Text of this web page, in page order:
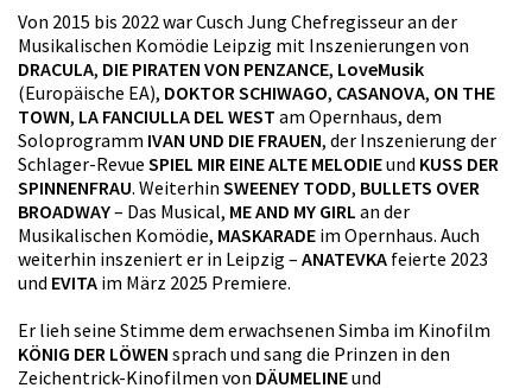
Von 2015 bis 2022 war Cusch Jung Chefregisseur an der
Musikalischen Komödie Leipzig mit Inszenierungen von
DRACULA, DIE PIRATEN VON PENZANCE, LoveMusik
(Europäische EA), DOKTOR SCHIWAGO, CASANOVA, ON THE
TOWN, LA FANCIULLA DEL WEST am Opernhaus, dem
Soloprogramm IVAN UND DIE FRAUEN, der Inszenierung der
Schlager-Revue SPIEL MIR EINE ALTE MELODIEund KUSS DER
SPINNENFRAU. Weiterhin SWEENEY TODD, BULLETS OVER
BROADWAY– Das Musical, ME AND MY GIRL an der
Musikalischen Komödie, MASKARADE im Opernhaus. Auch
weiterhin inszeniert er in Leipzig – ANATEVKA feierte 2023
und EVITA im März 2025 Premiere.
Er lieh seine Stimme dem erwachsenen Simba im Kinofilm
KÖNIG DER LÖWEN sprach und sang die Prinzen in den
Zeichentrick-Kinofilmen von DÄUMELINEund